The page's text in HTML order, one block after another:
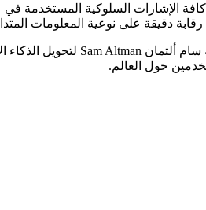
الإشارات السلوكية المستخدمة في
دقيقة على نوعية المعلومات